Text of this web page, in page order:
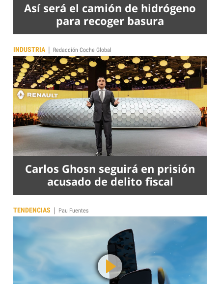
Así será el camión de hidrógeno
para recoger basura
INDUSTRIA | Redacción Coche Global
Carlos Ghosn seguirá en prisión
acusado de delito fiscal
TENDENCIAS | Pau Fuentes